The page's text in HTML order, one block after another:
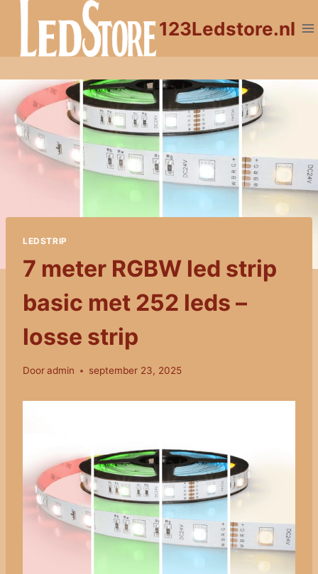
Doorgaan
inhoud
123Ledstore.nl
LEDSTRIP
7 meter RGBW led strip
basic met 252 leds –
losse strip
Dooradmin september 23, 2025